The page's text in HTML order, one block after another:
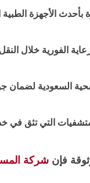
الأجهزة الطبية
الفورية خلال
السعودية لضمان
التي تثق في
فإن شركة